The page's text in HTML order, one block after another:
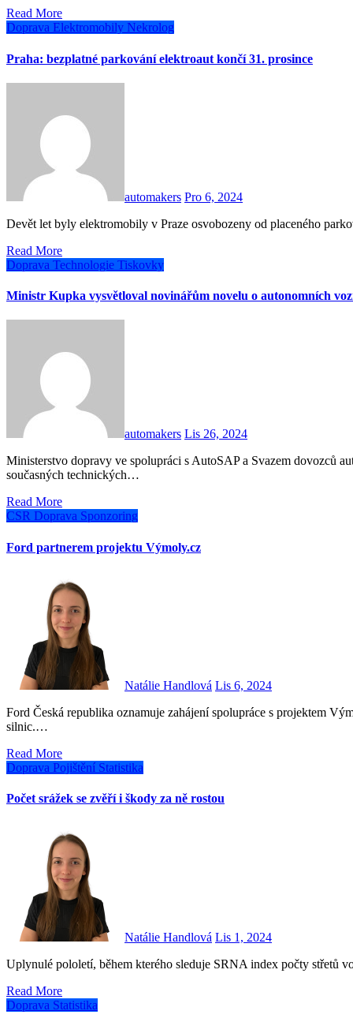
Read More
Doprava Elektromobily Nekrolog
Praha: bezplatné parkování elektroaut končí 31. prosince
automakers Pro 6, 2024
Devět let byly elektromobily v Praze osvobozeny od placeného
Read More
Doprava Technologie Tiskovky
Ministr Kupka vysvětloval novinářům novelu o autonomních
automakers Lis 26, 2024
Ministerstvo dopravy ve spolupráci s AutoSAP a Svazem dovozců automobilů připravilo novelu zákonů, která umožní využití
současných technických…
Read More
CSR Doprava Sponzoring
Ford partnerem projektu Výmoly.cz
Natálie Handlová Lis 6, 2024
Ford Česká republika oznamuje zahájení spolupráce s projektem Výmoly.cz, který již od roku 2011 monitoruje stav českých
silnic.…
Read More
Doprava Pojištění Statistika
Počet srážek se zvěří i škody za ně rostou
Natálie Handlová Lis 1, 2024
Uplynulé pololetí, během kterého sleduje SRNA index počty
Read More
Doprava Statistika